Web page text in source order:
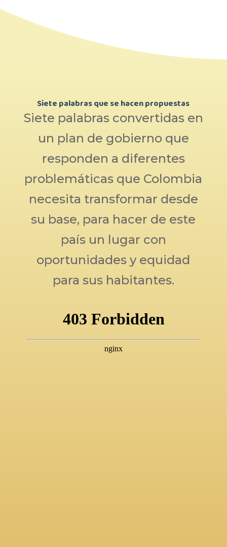
Siete palabras que se hacen propuestas
Siete palabras convertidas en
un plan de gobierno que
responden a diferentes
problemáticas que Colombia
necesita transformar desde
su base, para hacer de este
país un lugar con
oportunidades y equidad
para sus habitantes.